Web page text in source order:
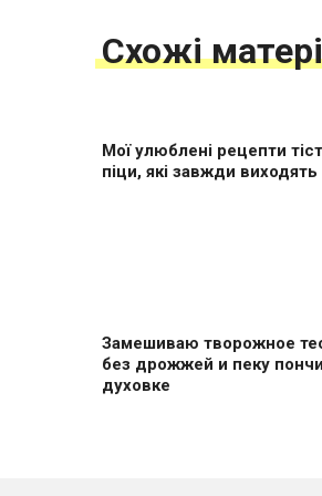
Схожі
Мої улюблені рецепти
піци, які завжди
Замешиваю творожное
без дрожжей и пеку
духовке